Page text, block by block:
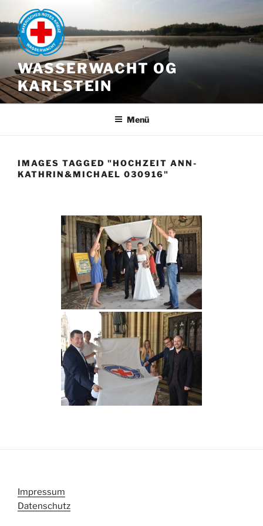
Inhalt
springen
WASSERWACHT OG
KARLSTEIN
Menü
IMAGES TAGGED "HOCHZEIT ANN-
KATHRIN&MICHAEL 030916"
Impressum
Datenschutz